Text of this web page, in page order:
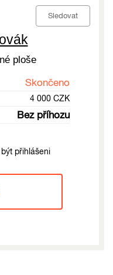
Sledovat
ploše
Skončeno
4 000 CZK
Bez příhozu
přihlášeni